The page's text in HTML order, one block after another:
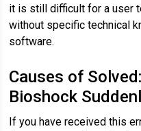
it is still difficult for a user
without specific technical
software.
Causes of
Bioshock
If you have received this